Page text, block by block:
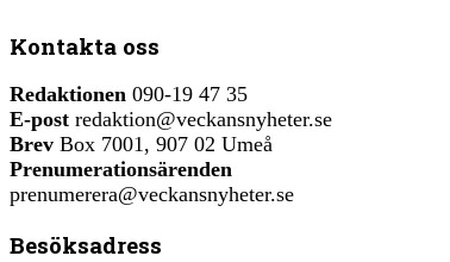
Kontakta oss
Redaktionen 090-19 47 35
E-post redaktion@veckansnyheter.se
Brev Box 7001, 907 02 Umeå
Prenumerationsärenden
prenumerera@veckansnyheter.se
Besöksadress